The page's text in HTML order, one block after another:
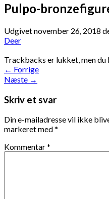
Pulpo-
Udgivetnovember 26, 2018
Deer
Trackbacks er lukket, men du
← Forrige
Næste →
Skriv et svar
Din e-mailadresse vil ikke
markeret med*
Kommentar*